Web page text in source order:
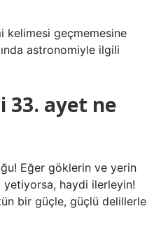
kelimesi geçmemesine
astronomiyle ilgili
33. ayet ne
Eğer göklerin ve yerin
yetiyorsa, haydi ilerleyin!
bir güçle, güçlü delillerle